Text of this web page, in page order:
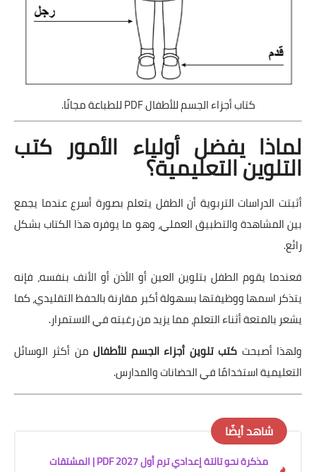
كتاب أجزاء الجسم للأطفال PDF للطباعة مجانًا.
لماذا يفضل أولياء الأمور كتب
التلوين التعليمية؟
أثبتت الدراسات التربوية أن الطفل يتعلم بصورة أسرع عندما يجمع
بين المشاهدة والتطبيق العملي، وهو ما يوفره هذا الكتاب بشكل
رائع.
فعندما يقوم الطفل بتلوين العين أو الأذن أو الأنف بنفسه، فإنه
يتذكر اسمها ووظيفتها بسهولة أكبر مقارنة بالحفظ التقليدي، كما
يشعر بالمتعة أثناء التعلم، مما يزيد من رغبته في الاستمرار.
ولهذا أصبحت كتب تلوين أجزاء الجسم للأطفالمن أكثر الوسائل
التعليمية استخدامًا في الحضانات والمدارس.
شاهد أيضًا
مذكرة نحو تالتة إعدادي ترم أول 2027 PDF | المشتقات